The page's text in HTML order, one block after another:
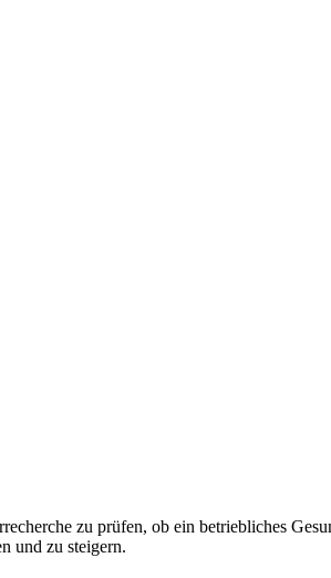
zu prüfen, ob ein betriebliches
und zu steigern.